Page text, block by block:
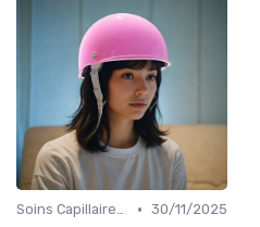
Soins Capillaires Bio • 30/11/2025